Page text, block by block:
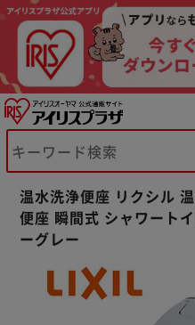
温水洗浄便座 リクシル
便座 瞬間式 シャワート
ーグレー
※ご確認ください
カートに入れる